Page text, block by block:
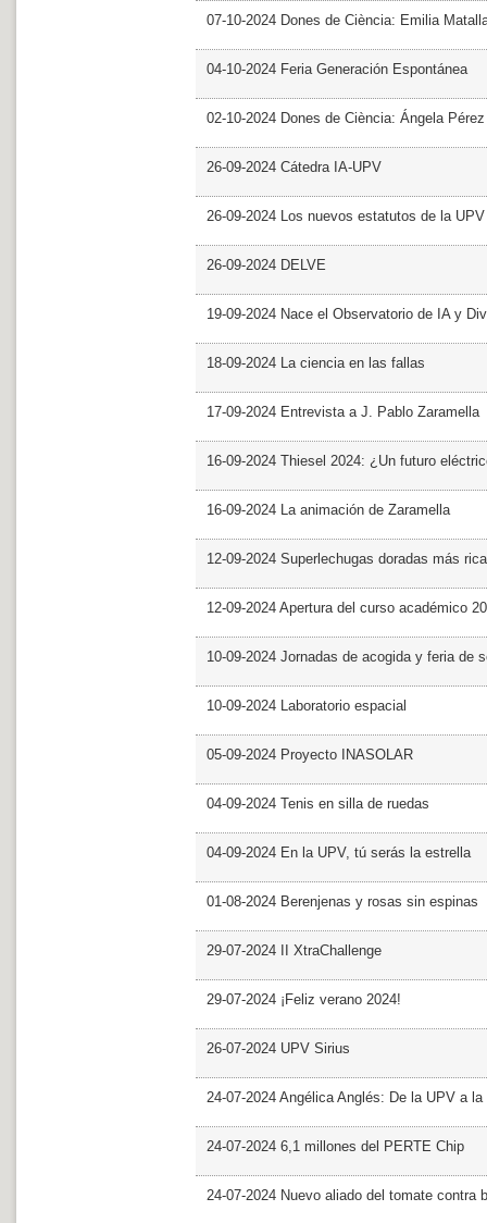
07-10-2024 Dones de Ciència: Emilia
04-10-2024 Feria Generación Espontánea
02-10-2024 Dones de Ciència: Ángela Pérez
26-09-2024 Cátedra IA-UPV
26-09-2024 Los nuevos estatutos de la
26-09-2024 DELVE
19-09-2024 Nace el Observatorio de IA y
18-09-2024 La ciencia en las fallas
17-09-2024 Entrevista a J. Pablo Zaramella
16-09-2024 Thiesel 2024: ¿Un futuro
16-09-2024 La animación de Zaramella
12-09-2024 Superlechugas doradas más
12-09-2024 Apertura del curso académico
10-09-2024 Jornadas de acogida y feria de
10-09-2024 Laboratorio espacial
05-09-2024 Proyecto INASOLAR
04-09-2024 Tenis en silla de ruedas
04-09-2024 En la UPV, tú serás la estrella
01-08-2024 Berenjenas y rosas sin espinas
29-07-2024 II XtraChallenge
29-07-2024 ¡Feliz verano 2024!
26-07-2024 UPV Sirius
24-07-2024 Angélica Anglés: De la UPV a
24-07-2024 6,1 millones del PERTE Chip
24-07-2024 Nuevo aliado del tomate contra